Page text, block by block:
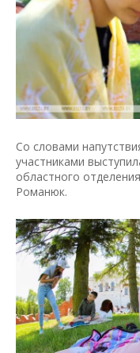
Со словами
участниками
областного
Романюк.